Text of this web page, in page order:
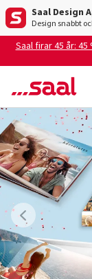
Saal Design
Design snabbt
Saal firar 45 år: